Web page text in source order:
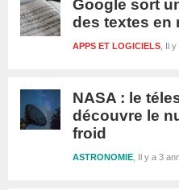
Google sort
des textes en
Il y
APPS ET LOGICIELS
NASA : le
découvre le
froid
Il y a 3
ASTRONOMIE